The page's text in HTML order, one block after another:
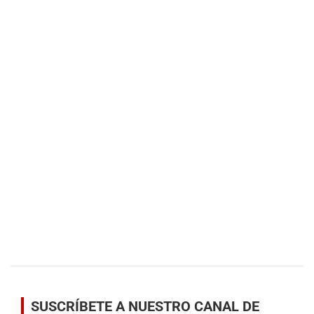
SUSCRÍBETE A NUESTRO CANAL DE